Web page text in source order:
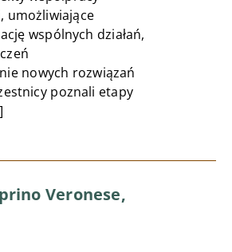
umożliwiające
wspólnych działań,
nowych rozwiązań
poznali etapy
Veronese,